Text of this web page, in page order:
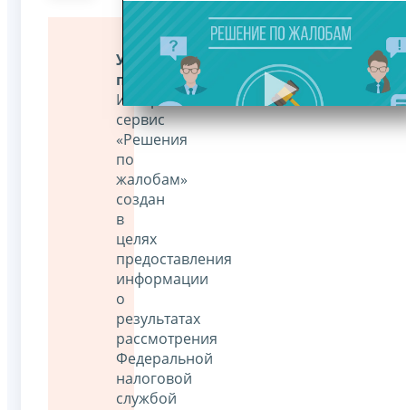
Уважаемые
пользователи!
Интернет-
сервис
«Решения
по
жалобам»
создан
в
целях
предоставления
информации
о
результатах
рассмотрения
Федеральной
налоговой
службой